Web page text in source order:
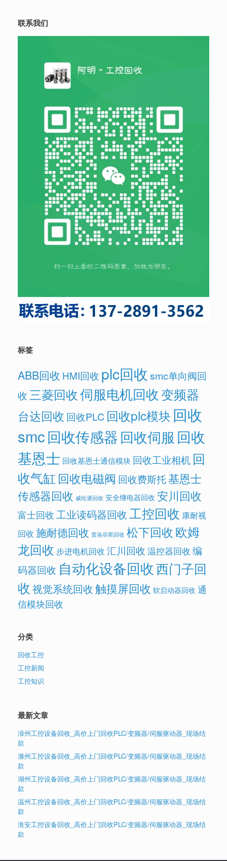
联系我们
标签
ABB回收 HMI回收 plc回收 smc单向阀回
收 三菱回收伺服电机回收变频器
台达回收 回收PLC 回收plc模块 回收
smc回收传感器回收伺服 回收
基恩士 回收基恩士通信模块 回收工业相机 回
收气缸 回收电磁阀 回收费斯托基恩士
传感器回收 威纶通回收 安全继电器回收 安川回收
富士回收 工业读码器回收工控回收 康耐视
回收 施耐德回收 普洛菲斯回收 松下回收欧姆
龙回收 步进电机回收 汇川回收 温控器回收 编
码器回收 自动化设备回收西门子回
收视觉系统回收触摸屏回收 软启动器回收 通
信模块回收
分类
回收工控
工控新闻
工控知识
最新文章
漳州工控设备回收_高价上门回收PLC/变频器/伺服驱动器_现场结
款
滁州工控设备回收_高价上门回收PLC/变频器/伺服驱动器_现场结
款
湖州工控设备回收_高价上门回收PLC/变频器/伺服驱动器_现场结
款
温州工控设备回收_高价上门回收PLC/变频器/伺服驱动器_现场结
款
淮安工控设备回收_高价上门回收PLC/变频器/伺服驱动器_现场结
款